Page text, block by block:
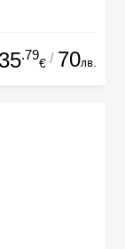
35.79
€ / 70лв.